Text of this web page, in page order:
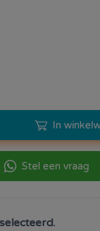
In
Stel een vraag